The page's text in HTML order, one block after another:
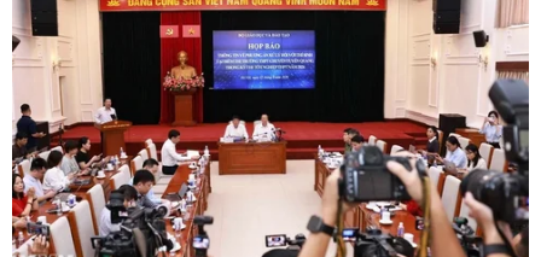
Một điểm xét nghiệm COVID-19 tại New York, Mỹ. (Ảnh:
THX/TTXVN)
Mỹ có thể kiểm soát đại dịch COVID-19 vào đầu
năm tới, căn cứ vào việc có thêm nhiều
vaccine ngừa COVID-19 được cấp phép đầy